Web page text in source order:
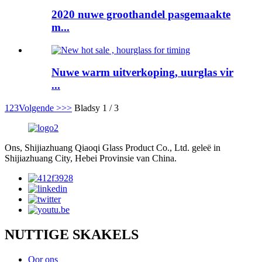
2020 nuwe groothandel pasgemaakte
m...
Nuwe warm uitverkoping, uurglas vir
...
1 23Volgende >>> Bladsy 1 / 3
Ons, Shijiazhuang Qiaoqi Glass Product Co., Ltd. geleë in
Shijiazhuang City, Hebei Provinsie van China.
NUTTIGE SKAKELS
Oor ons